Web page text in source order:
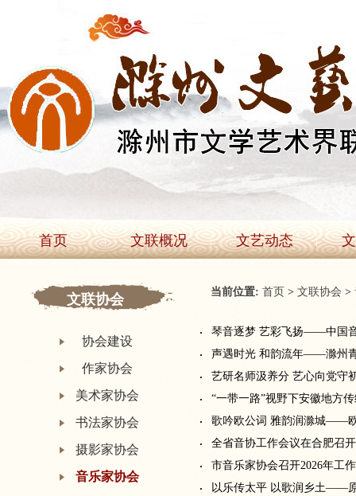
首页 文联概况 文艺动态
文联协会
协会建设
作家协会
美术家协会
书法家协会
摄影家协会
音乐家协会
当前位置: 首页 > 文联协会 >
琴音逐梦 艺彩飞扬——中国
声遇时光 和韵流年——滁州
艺研名师汲养分 艺心向党
“一带一路”视野下安徽地方
歌吟欧公词 雅韵润滁城——
全省音协工作会议在合肥召
市音乐家协会召开2026年工
以乐传太平 以歌润乡土——